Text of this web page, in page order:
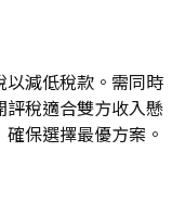
減低稅款。需同時
稅適合雙方收入懸
保選擇最優方案。